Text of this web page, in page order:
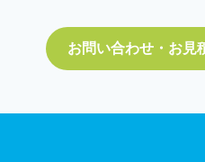
お問い合わせ・お見